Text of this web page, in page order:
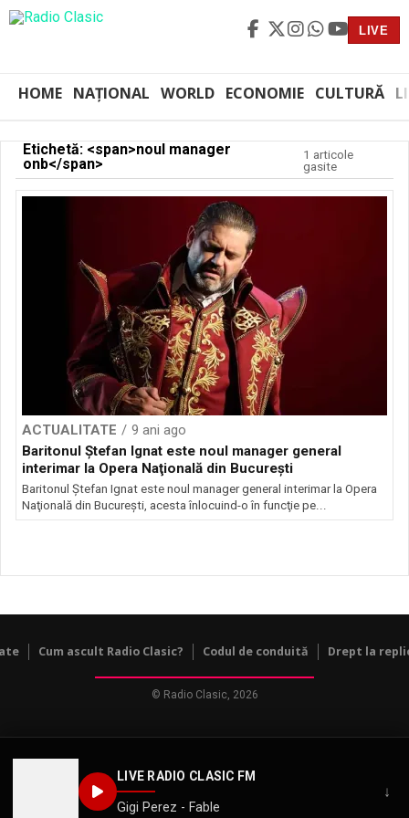
LIVE
HOME NAȚIONAL WORLD ECONOMIE CULTURĂ
LIVE RADIO CLASIC FM
Gigi Perez - Fable
↓
Etichetă: <span>noul manager
onb</span>
1 articole
gasite
ACTUALITATE
9 ani ago
Baritonul Ştefan Ignat este noul manager general
interimar la Opera Naţională din Bucureşti
Baritonul Ştefan Ignat este noul manager general interimar la Opera
Naţională din Bucureşti, acesta înlocuind-o în funcţie pe...
Cum ascult Radio Clasic? Codul de conduită Drept la
© Radio Clasic, 2026